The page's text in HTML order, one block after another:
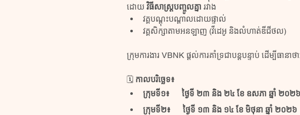
ដោយ វិធីសាស្រ្តបញ្ចូលគ្នា រវាង
វគ្គបណ្តុះបណ្តាលដោយផ្ទាល់
វគ្គសិក្សាតាមអនឡាញ (វីដេអូ និងលំហាត់ឌីជីថល)
ក្រុមការងារ VBNK ផ្តល់ការគាំទ្រជាបន្តបន្ទាប់ ដើម្បីធ
🗓 កាលបរិច្ឆេទ៖
ក្រុមទី១៖      ថ្ងៃទី ២៣ និង ២៤ ខែ ឧសភា ឆ្នាំ ២០២៦
ក្រុមទី២៖      ថ្ងៃទី ១៣ និង ១៤ ខែ មិថុនា ឆ្នាំ ២០២៦